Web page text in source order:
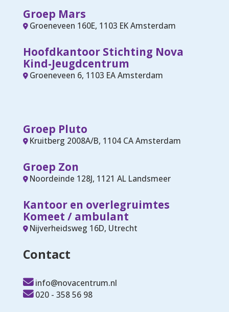
Groep Mars
Groeneveen 160E, 1103 EK Amsterdam
Hoofdkantoor Stichting Nova
Kind-Jeugdcentrum
Groeneveen 6, 1103 EA Amsterdam
Groep Pluto
Kruitberg 2008A/B, 1104 CA Amsterdam
Groep Zon
Noordeinde 128J, 1121 AL Landsmeer
Kantoor en overlegruimtes
Komeet / ambulant
Nijverheidsweg 16D, Utrecht
Contact
info@novacentrum.nl
020 - 358 56 98